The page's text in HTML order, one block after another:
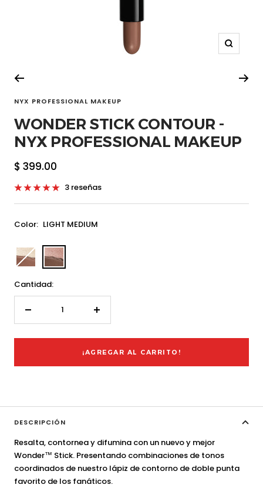
Zoom
NYX PROFESSIONAL MAKEUP
WONDER STICK CONTOUR -
NYX PROFESSIONAL MAKEUP
Precio
de
venta
$ 399.00
3 reseñas
Color: LIGHT MEDIUM
nyx-
wsr02-
nyx-
wsr03-
Cantidad:
Aumentar
¡AGREGAR AL CARRITO!
DESCRIPCIÓN
Resalta, contornea y difumina con un nuevo y mejor
Wonder™ Stick. Presentando combinaciones de tonos
coordinados de nuestro lápiz de contorno de doble punta
favorito de los fanáticos.